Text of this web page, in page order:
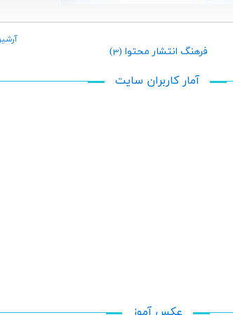
فرهنگ انتشار محتوا (3)
آمار کاربران سایت